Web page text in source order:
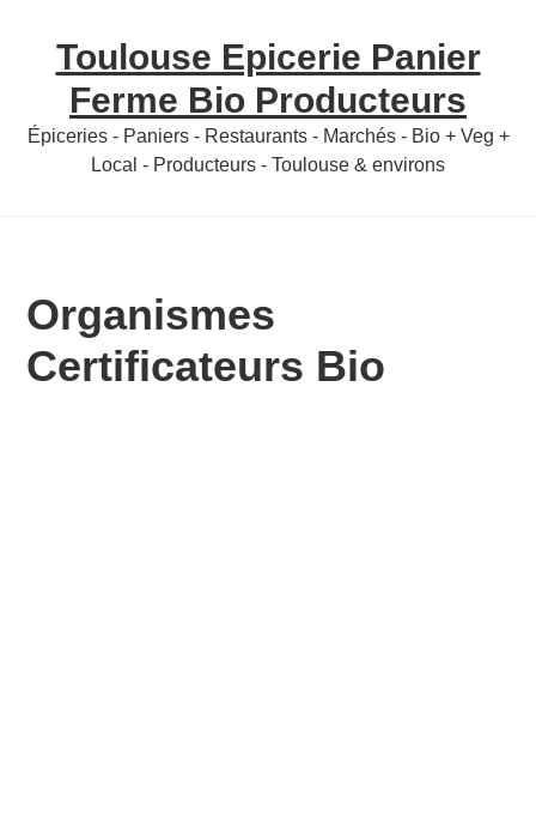
sidebar
Toulouse Epicerie Panier
Ferme Bio Producteurs
Épiceries - Paniers - Restaurants - Marchés - Bio + Veg +
Local - Producteurs - Toulouse & environs
Organismes
Certificateurs Bio